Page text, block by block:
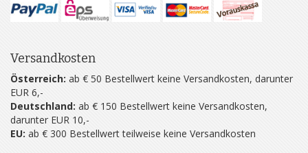
Versandkosten
Österreich: ab € 50 Bestellwert keine Versandkosten, darunter
EUR 6,-
Deutschland: ab € 150 Bestellwert keine Versandkosten,
darunter EUR 10,-
EU: ab € 300 Bestellwert teilweise keine Versandkosten